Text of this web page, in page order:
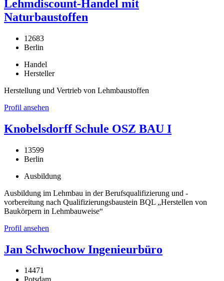
Lehmdiscount-Handel mit
Naturbaustoffen
12683
Berlin
Handel
Hersteller
Herstellung und Vertrieb von Lehmbaustoffen
Profil ansehen
Knobelsdorff Schule OSZ BAU I
13599
Berlin
Ausbildung
Ausbildung im Lehmbau in der Berufsqualifizierung und -
vorbereitung nach Qualifizierungsbaustein BQL „Herstellen von
Baukörpern in Lehmbauweise“
Profil ansehen
Jan Schwochow Ingenieurbüro
14471